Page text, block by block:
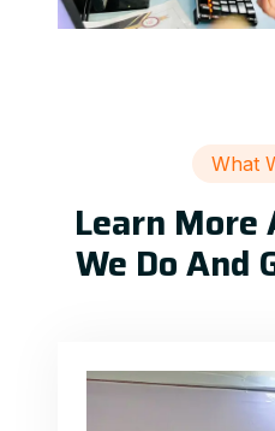
What
Learn
We Do And